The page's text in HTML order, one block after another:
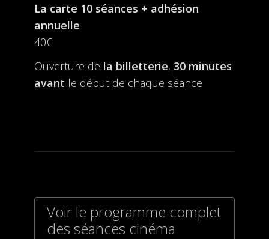
La carte 10 séances + adhésion
annuelle
40€
Ouverture de la billetterie, 30 minutes
avant le début de chaque séance
Voir le programme complet
des séances cinéma